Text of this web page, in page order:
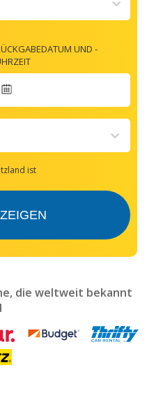
UND -
ist
die weltweit bekannt